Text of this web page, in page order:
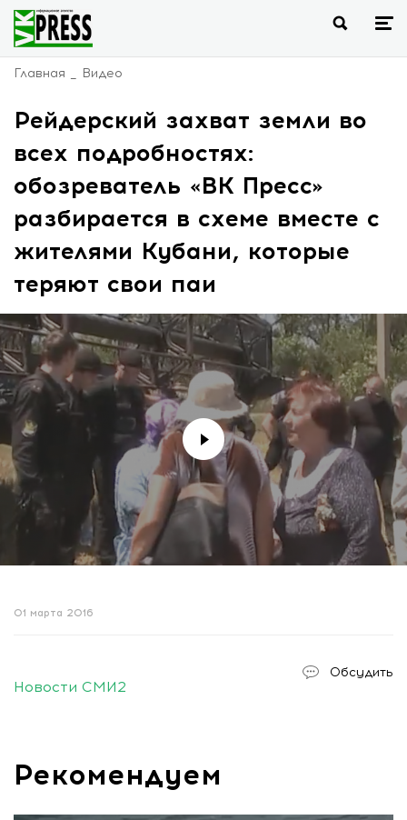
Главная Видео
Рейдерский захват земли во
всех подробностях:
обозреватель «ВК Пресс»
разбирается в схеме вместе с
жителями Кубани, которые
теряют свои паи
01 марта 2016
Обсудить
Новости СМИ2
Рекомендуем